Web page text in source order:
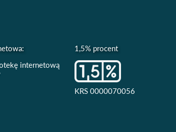
internetową
1,5% procent
KRS 0000070056